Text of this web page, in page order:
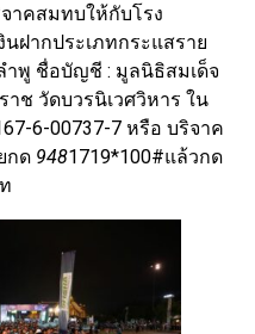
าคสมทบให้กับโรง
ฝากประเภทกระแสราย
ำพู ชื่อบัญชี : มูลนิธิสมเด็จ
ช วัดบวรนิเวศวิหาร ใน
6-00737-7 หรือ บริจาค
กด 9481719*100#แล้วกด